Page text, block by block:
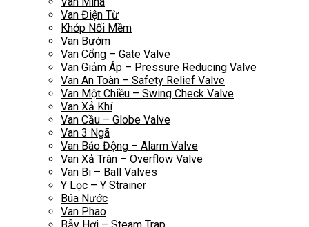
Van Điện Từ
Khớp Nối Mềm
Van Bướm
Van Cổng – Gate Valve
Van Giảm Áp – Pressure Reducing Valve
Van An Toàn – Safety Relief Valve
Van Một Chiều – Swing Check Valve
Van Xả Khí
Van Cầu – Globe Valve
Van 3 Ngã
Van Báo Động – Alarm Valve
Van Xả Tràn – Overflow Valve
Van Bi – Ball Valves
Y Lọc – Y Strainer
Búa Nước
Van Phao